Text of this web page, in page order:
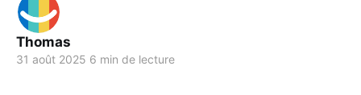
Thomas
31 août 2025 6 min de lecture